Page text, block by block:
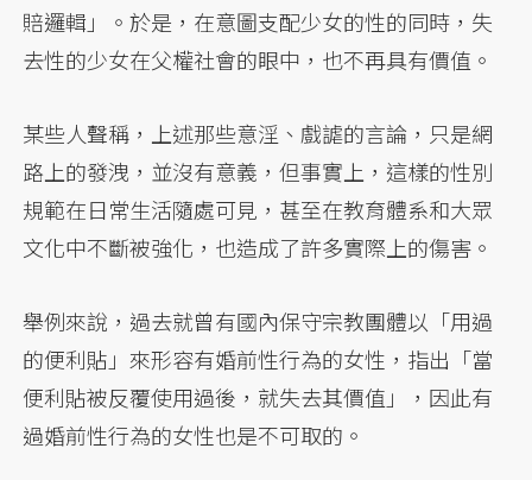
賠邏輯」。於是，在意圖支配少女的性的同時，失
去性的少女在父權社會的眼中，也不再具有價值。
某些人聲稱，上述那些意淫、戲謔的言論，只是網
路上的發洩，並沒有意義，但事實上，這樣的性別
規範在日常生活隨處可見，甚至在教育體系和大眾
文化中不斷被強化，也造成了許多實際上的傷害。
舉例來說，過去就曾有國內保守宗教團體以「用過
的便利貼」來形容有婚前性行為的女性，指出「當
便利貼被反覆使用過後，就失去其價值」，因此有
過婚前性行為的女性也是不可取的。